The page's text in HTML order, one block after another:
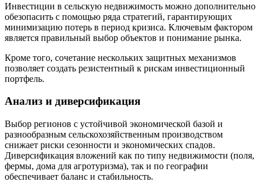
Инвестиции в сельскую недвижимость можно дополнительно
обезопасить с помощью ряда стратегий, гарантирующих
минимизацию потерь в период кризиса. Ключевым фактором
является правильный выбор объектов и понимание рынка.
Кроме того, сочетание нескольких защитных механизмов
позволяет создать резистентный к рискам инвестиционный
портфель.
Анализ и диверсификация
Выбор регионов с устойчивой экономической базой и
разнообразным сельскохозяйственным производством
снижает риски сезонности и экономических спадов.
Диверсификация вложений как по типу недвижимости (поля,
фермы, дома для агротуризма), так и по географии
обеспечивает баланс и стабильность.